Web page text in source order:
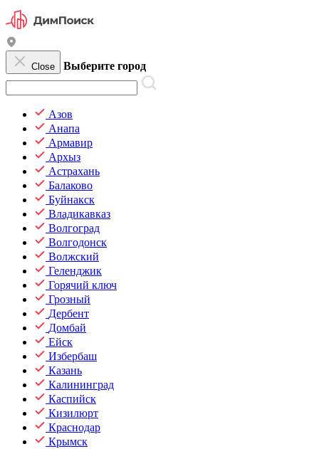
Close Выберите город
Азов
Анапа
Армавир
Архыз
Астрахань
Балаково
Буйнакск
Владикавказ
Волгоград
Волгодонск
Волжский
Геленджик
Горячий ключ
Грозный
Дербент
Домбай
Ейск
Избербаш
Казань
Калининград
Каспийск
Кизилюрт
Краснодар
Крымск